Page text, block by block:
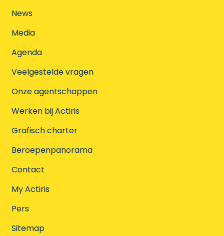
News
Media
Agenda
Veelgestelde vragen
Onze agentschappen
Werken bij Actiris
Grafisch charter
Beroepenpanorama
Contact
My Actiris
Pers
Sitemap